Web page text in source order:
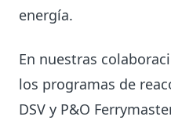
energía.
En nuestras
los programas de
DSV y P&O